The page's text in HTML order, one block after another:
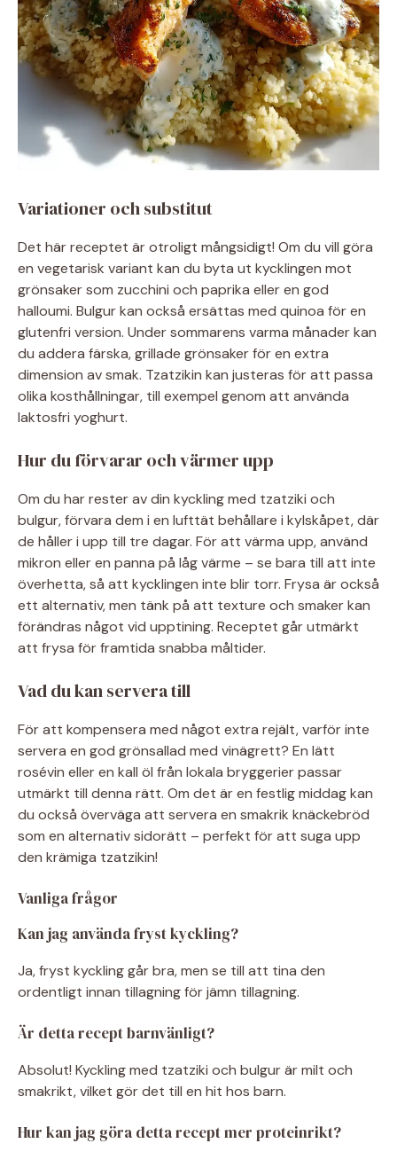
Variationer och substitut
Det här receptet är otroligt mångsidigt! Om du vill göra
en vegetarisk variant kan du byta ut kycklingen mot
grönsaker som zucchini och paprika eller en god
halloumi. Bulgur kan också ersättas med quinoa för en
glutenfri version. Under sommarens varma månader kan
du addera färska, grillade grönsaker för en extra
dimension av smak. Tzatzikin kan justeras för att passa
olika kosthållningar, till exempel genom att använda
laktosfri yoghurt.
Hur du förvarar och värmer upp
Om du har rester av din kyckling med tzatziki och
bulgur, förvara dem i en lufttät behållare i kylskåpet, där
de håller i upp till tre dagar. För att värma upp, använd
mikron eller en panna på låg värme – se bara till att inte
överhetta, så att kycklingen inte blir torr. Frysa är också
ett alternativ, men tänk på att texture och smaker kan
förändras något vid upptining. Receptet går utmärkt
att frysa för framtida snabba måltider.
Vad du kan servera till
För att kompensera med något extra rejält, varför inte
servera en god grönsallad med vinägrett? En lätt
rosévin eller en kall öl från lokala bryggerier passar
utmärkt till denna rätt. Om det är en festlig middag kan
du också överväga att servera en smakrik knäckebröd
som en alternativ sidorätt – perfekt för att suga upp
den krämiga tzatzikin!
Vanliga frågor
Kan jag använda fryst kyckling?
Ja, fryst kyckling går bra, men se till att tina den
ordentligt innan tillagning för jämn tillagning.
Är detta recept barnvänligt?
Absolut! Kyckling med tzatziki och bulgur är milt och
smakrikt, vilket gör det till en hit hos barn.
Hur kan jag göra detta recept mer proteinrikt?